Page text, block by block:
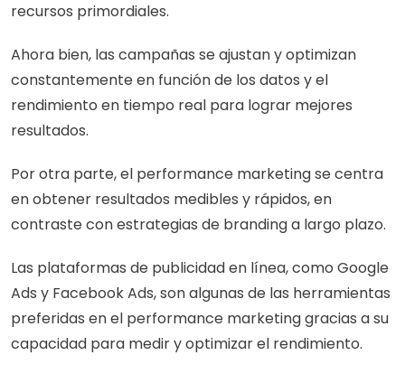
recursos primordiales.
Ahora bien, las campañas se ajustan y optimizan
constantemente en función de los datos y el
rendimiento en tiempo real para lograr mejores
resultados.
Por otra parte, el performance marketing se centra
en obtener resultados medibles y rápidos, en
contraste con estrategias de branding a largo plazo.
Las plataformas de publicidad en línea, como Google
Ads y Facebook Ads, son algunas de las herramientas
preferidas en el performance marketing gracias a su
capacidad para medir y optimizar el rendimiento.